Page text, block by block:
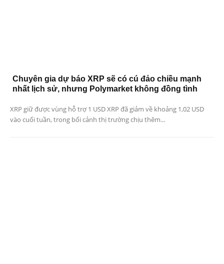
Chuyên gia dự báo XRP sẽ có cú đảo chiều mạnh
nhất lịch sử, nhưng Polymarket không đồng tình
XRP giữ được vùng hỗ trợ 1 USD XRP đã giảm về khoảng 1,02 USD
vào cuối tuần, trong bối cảnh thị trường chịu thêm...